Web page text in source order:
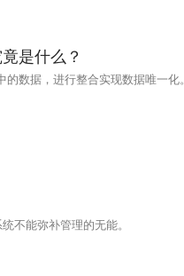
是什么？
数据，进行整合实现数据唯一化。
不能弥补管理的无能。